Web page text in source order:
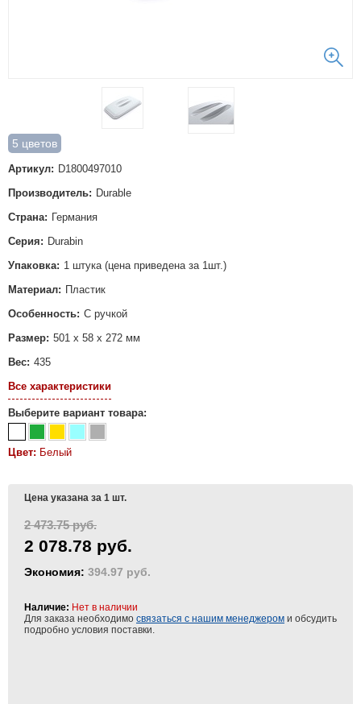
5 цветов
Артикул: D1800497010
Производитель: Durable
Страна: Германия
Серия: Durabin
Упаковка: 1 штука (цена приведена за 1шт.)
Материал: Пластик
Особенность: С ручкой
Размер: 501 х 58 х 272 мм
Вес: 435
Все характеристики
Выберите вариант товара:
Цвет: Белый
Цена указана за 1 шт.
2 473.75 руб.
2 078.78 руб.
Экономия: 394.97 руб.
Наличие: Нет в наличии
Для заказа необходимо связаться с нашим менеджером и обсудить
подробно условия поставки.